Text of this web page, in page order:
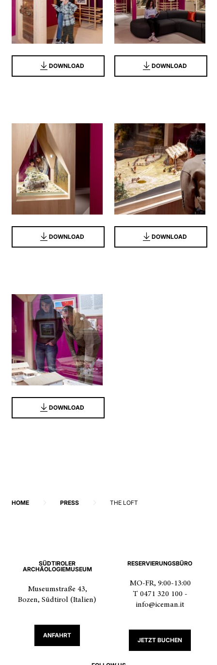
DOWNLOAD DOWNLOAD
DOWNLOAD DOWNLOAD
DOWNLOAD
HOME PRESS THE LOFT
SÜDTIROLER
ARCHÄOLOGIEMUSEUM
Museumstraße 43,
Bozen, Südtirol (Italien)
ANFAHRT
RESERVIERUNGSBÜRO
MO-FR, 9:00-13:00
T 0471 320 100 -
info@iceman.it
JETZT BUCHEN